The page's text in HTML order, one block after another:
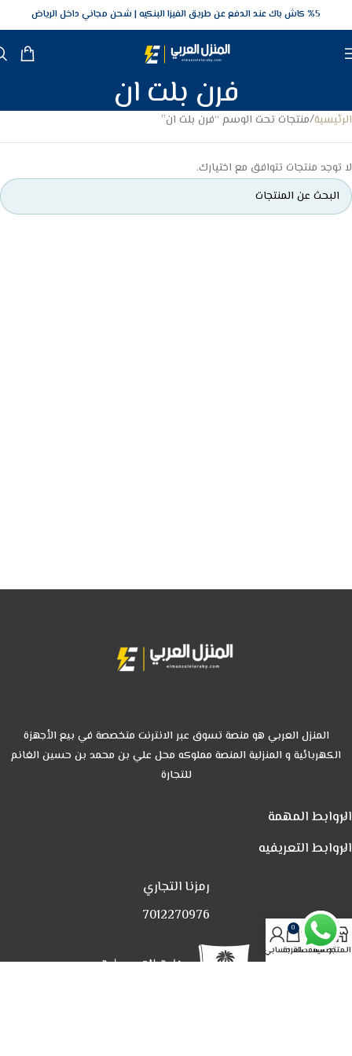
5‎% كاش باك عند الدفع عن طريق الفيزا البنكيه شحن مجاني داخل الرياض
فرن بلت ان
الرئيسية منتجات تحت الوسم “فرن بلت ان”
لا توجد منتجات تتوافق مع اختيارك.
المنزل العربي هو منصة تسوق عبر الانترنت متخصصة في بيع الأجهزة
الكهربائية و المنزلية المنصة مملوكه محل علي بن محمد بن حسين الغانم
للتجارة
الروابط المهمة
الروابط التعريفيه
رمزنا التجاري
7012270976
المتجرتصفيةالمفضلة
0
العربةحسابي